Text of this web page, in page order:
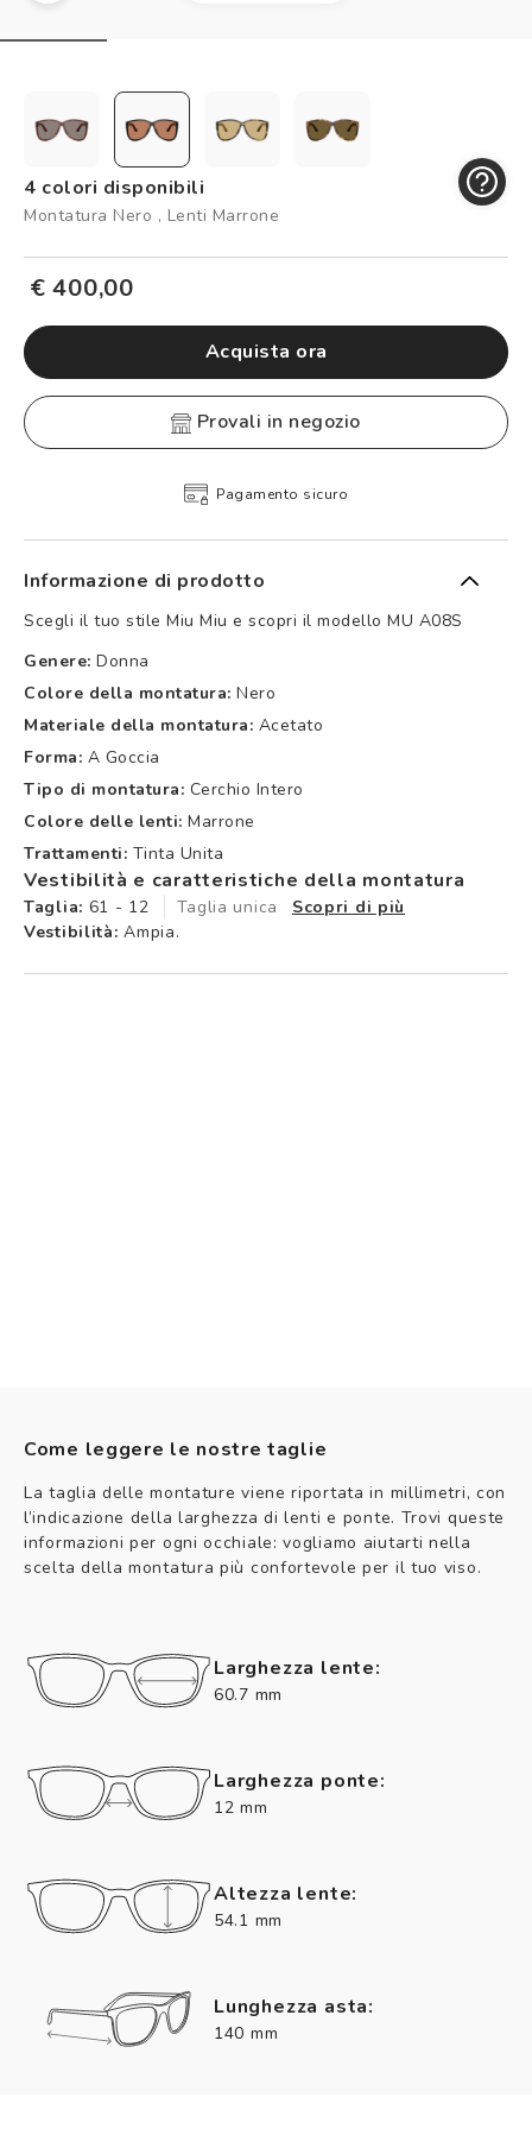
Controllo visivo
Logout
4 colori disponibili
Montatura Nero , Lenti Marrone
€ 400,00
Acquista ora
provali in negozio
Pagamento sicuro
Informazione di prodotto
Scegli il tuo stile Miu Miu e scopri il modello MU A08S
Genere: Donna
Colore della montatura: Nero
Materiale della montatura: Acetato
Forma: A Goccia
Tipo di montatura: Cerchio Intero
Colore delle lenti: Marrone
Trattamenti: Tinta Unita
Vestibilità e caratteristiche della montatura
Taglia: 61 - 12 Taglia unica
Scopri di più
Vestibilità: Ampia.
Come leggere le nostre taglie
La taglia delle montature viene riportata in millimetri, con
l’indicazione della larghezza di lenti e ponte. Trovi queste
informazioni per ogni occhiale: vogliamo aiutarti nella
scelta della montatura più confortevole per il tuo viso.
Larghezza lente:
60.7 mm
Larghezza ponte:
12 mm
Altezza lente:
54.1 mm
Lunghezza asta:
140 mm